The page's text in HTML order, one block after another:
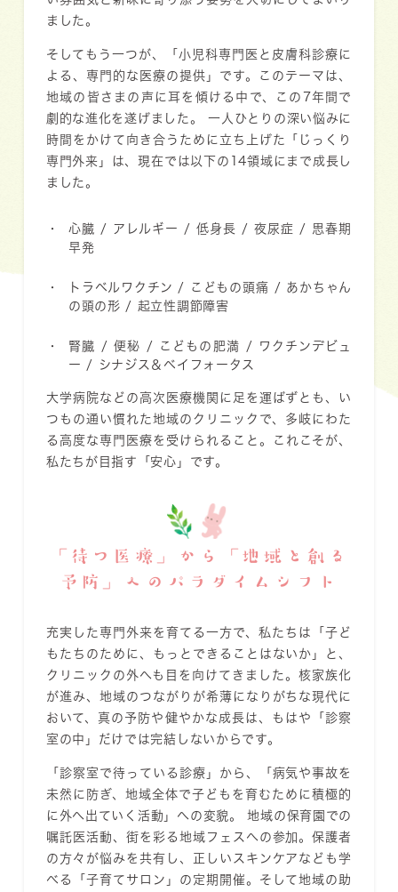
ました。
そしてもう一つが、「小児科専門医と皮膚科診療に
よる、専門的な医療の提供」です。このテーマは、
地域の皆さまの声に耳を傾ける中で、この7年間で
劇的な進化を遂げました。 一人ひとりの深い悩みに
時間をかけて向き合うために立ち上げた「じっくり
専門外来」は、現在では以下の14領域にまで成長し
ました。
心臓 / アレルギー / 低身長 / 夜尿症 / 思春期
早発
トラベルワクチン / こどもの頭痛 / あかちゃん
の頭の形 / 起立性調節障害
腎臓 / 便秘 / こどもの肥満 / ワクチンデビュ
ー / シナジス＆ベイフォータス
大学病院などの高次医療機関に足を運ばずとも、い
つもの通い慣れた地域のクリニックで、多岐にわた
る高度な専門医療を受けられること。これこそが、
私たちが目指す「安心」です。
「待つ医療」から「地域と創る
予防」へのパラダイムシフト
充実した専門外来を育てる一方で、私たちは「子ど
もたちのために、もっとできることはないか」と、
クリニックの外へも目を向けてきました。核家族化
が進み、地域のつながりが希薄になりがちな現代に
おいて、真の予防や健やかな成長は、もはや「診察
室の中」だけでは完結しないからです。
「診察室で待っている診療」から、「病気や事故を
未然に防ぎ、地域全体で子どもを育むために積極的
に外へ出ていく活動」への変貌。 地域の保育園での
嘱託医活動、街を彩る地域フェスへの参加。保護者
の方々が悩みを共有し、正しいスキンケアなども学
べる「子育てサロン」の定期開催。そして地域の助